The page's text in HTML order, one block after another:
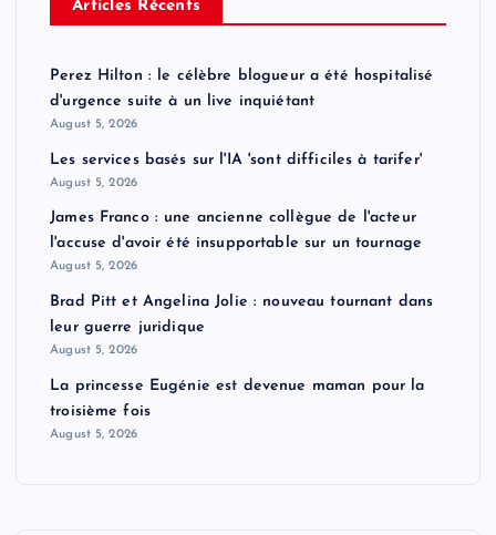
Articles Récents
Perez Hilton : le célèbre blogueur a été hospitalisé
d'urgence suite à un live inquiétant
August 5, 2026
Les services basés sur l'IA 'sont difficiles à tarifer'
August 5, 2026
James Franco : une ancienne collègue de l'acteur
l'accuse d'avoir été insupportable sur un tournage
August 5, 2026
Brad Pitt et Angelina Jolie : nouveau tournant dans
leur guerre juridique
August 5, 2026
La princesse Eugénie est devenue maman pour la
troisième fois
August 5, 2026